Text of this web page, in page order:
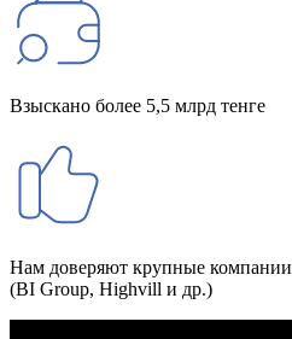
Взыскано более 5,5 млрд тенге
Нам доверяют крупные компании
(BI Group, Highvill и др.)